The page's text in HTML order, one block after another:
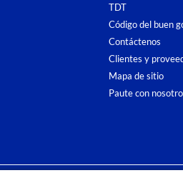
TDT
Código del buen
Contáctenos
Clientes y
Mapa de sitio
Paute con